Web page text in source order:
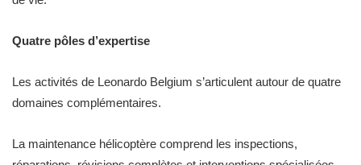
Quatre pôles d’expertise
Les activités de Leonardo Belgium s’articulent autour de quatre
domaines complémentaires.
La maintenance hélicoptère comprend les inspections,